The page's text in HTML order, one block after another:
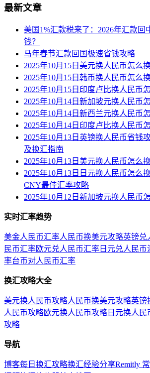
最新文章
美国1%汇款税来了：2026年汇款回
钱？
马年春节汇款回国极速省钱攻略
2025年10月15日美元换人民币怎么
2025年10月15日韩币换人民币怎么
2025年10月15日印度卢比换人民币
2025年10月14日新加坡元换人民币
2025年10月14日新西兰元换人民币
2025年10月14日印度卢比换人民币
2025年10月13日英镑换人民币省钱
及换汇指南
2025年10月13日美元换人民币怎么
2025年10月13日日元换人民币怎么
CNY最佳汇率攻略
2025年10月12日新加坡元换人民币
实时汇率趋势
美金人民币汇率人民币换美元攻略英镑兑
民币汇率欧元兑人民币汇率 日元兑人民币
率台币对人民币汇率
换汇攻略大全
美元换人民币攻略人民币换美元攻略英镑
人民币攻略欧元换人民币攻略 日元换人民
攻略
导航
博客每日换汇攻略换汇经验分享Remitly